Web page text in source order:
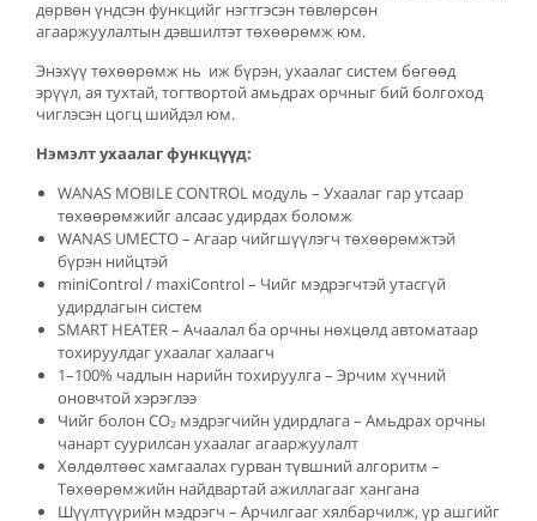
дөрвөн үндсэн функцийг нэгтгэсэн төвлөрсөн
агааржуулалтын дэвшилтэт төхөөрөмж юм.
Энэхүү төхөөрөмж нь иж бүрэн, ухаалаг систем бөгөөд
эрүүл, ая тухтай, тогтвортой амьдрах орчныг бий болгоход
чиглэсэн цогц шийдэл юм.
Нэмэлт ухаалаг функцүүд:
WANAS MOBILE CONTROL модуль – Ухаалаг гар утсаар
төхөөрөмжийг алсаас удирдах боломж
WANAS UMECTO – Агаар чийгшүүлэгч төхөөрөмжтэй
бүрэн нийцтэй
miniControl / maxiControl – Чийг мэдрэгчтэй утасгүй
удирдлагын систем
SMART HEATER – Ачаалал ба орчны нөхцөлд автоматаар
тохируулдаг ухаалаг халаагч
1–100% чадлын нарийн тохируулга – Эрчим хүчний
оновчтой хэрэглээ
Чийг болон CO₂ мэдрэгчийн удирдлага – Амьдрах орчны
чанарт суурилсан ухаалаг агааржуулалт
Хөлдөлтөөс хамгаалах гурван түвшний алгоритм –
Төхөөрөмжийн найдвартай ажиллагааг хангана
Шүүлтүүрийн мэдрэгч – Арчилгааг хялбарчилж, үр ашгийг